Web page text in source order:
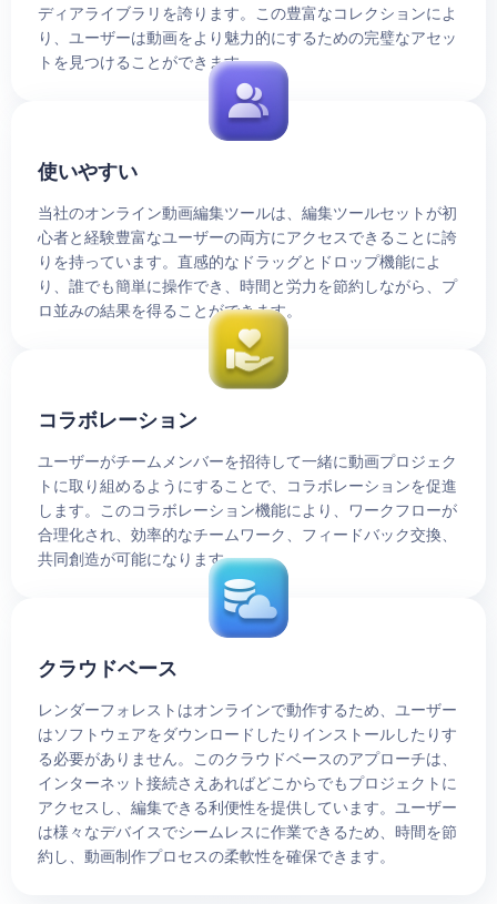
ディアライブラリを誇ります。この豊富なコレクションによ
り、ユーザーは動画をより魅力的にするための完璧なアセッ
トを見つけることができます。
使いやすい
当社のオンライン動画編集ツールは、編集ツールセットが初
心者と経験豊富なユーザーの両方にアクセスできることに誇
りを持っています。直感的なドラッグとドロップ機能によ
り、誰でも簡単に操作でき、時間と労力を節約しながら、プ
ロ並みの結果を得ることができます。
コラボレーション
ユーザーがチームメンバーを招待して一緒に動画プロジェク
トに取り組めるようにすることで、コラボレーションを促進
します。このコラボレーション機能により、ワークフローが
合理化され、効率的なチームワーク、フィードバック交換、
共同創造が可能になります。
クラウドベース
レンダーフォレストはオンラインで動作するため、ユーザー
はソフトウェアをダウンロードしたりインストールしたりす
る必要がありません。このクラウドベースのアプローチは、
インターネット接続さえあればどこからでもプロジェクトに
アクセスし、編集できる利便性を提供しています。ユーザー
は様々なデバイスでシームレスに作業できるため、時間を節
約し、動画制作プロセスの柔軟性を確保できます。